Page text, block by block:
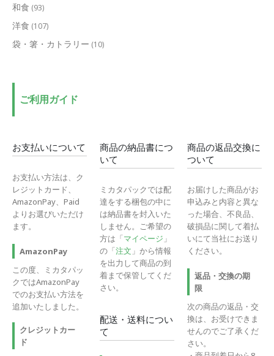
和食 (93)
洋食 (107)
袋・箸・カトラリー (10)
ご利用ガイド
お支払いについて
お支払い方法は、ク
レジットカード、
AmazonPay、Paid
よりお選びいただけ
ます。
AmazonPay
この度、ミカタパッ
クではAmazonPay
でのお支払い方法を
追加いたしました。
クレジットカー
ド
商品の納品書につ
いて
ミカタパックでは配
達をする梱包の中に
は納品書を封入いた
しません。ご希望の
方は「マイページ 」
の「注文 」から情報
を出力して商品の到
着まで保管してくだ
さい。
配送・送料につい
て
商品の返品交換に
ついて
お届けした商品がお
申込みと内容と異な
った場合、不良品、
破損品に関して着払
いにて当社にお送り
ください。
返品・交換の期
限
次の商品の返品・交
換は、お受けできま
せんのでご了承くだ
さい。